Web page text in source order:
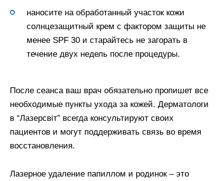
наносите на обработанный участок кожи
солнцезащитный крем с фактором защиты не
менее SPF 30 и старайтесь не загорать в
течение двух недель после процедуры.
После сеанса ваш врач обязательно пропишет все
необходимые пункты ухода за кожей. Дерматологи
в “Лазерсвiт” всегда консультируют своих
пациентов и могут поддерживать связь во время
восстановления.
Лазерное удаление папиллом и родинок – это